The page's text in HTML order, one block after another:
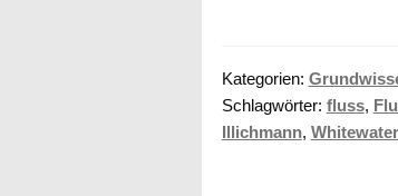
Kategorien:
Schlagwörter: fluss,
Illichmann,